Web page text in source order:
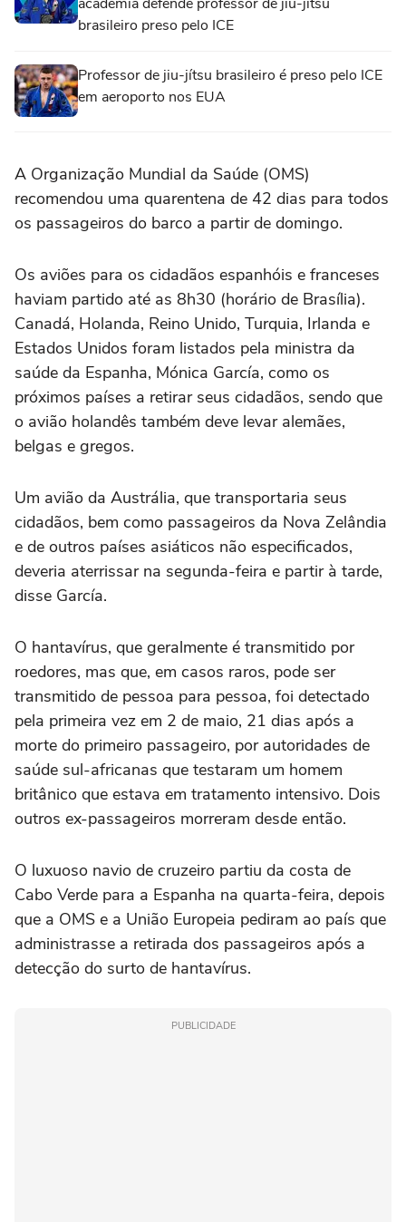
brasileiro preso pelo ICE
Professor de jiu-jítsu brasileiro é preso pelo ICE
em aeroporto nos EUA
A Organização Mundial da Saúde (OMS)
recomendou uma quarentena de ‌42 dias para todos
os passageiros do barco a partir de domingo.
Os aviões para os cidadãos espanhóis e franceses
haviam partido até as 8h30 (horário de Brasília).
Canadá, Holanda, Reino Unido, Turquia, Irlanda e
Estados ‌Unidos foram listados pela ministra da
saúde da Espanha, Mónica ‌García, como os
próximos países a retirar seus cidadãos, sendo que
o avião holandês também deve ⁠levar alemães,
belgas e gregos.
Um avião da Austrália, que transportaria seus
cidadãos, bem como passageiros da Nova Zelândia
e de outros países asiáticos não especificados,
deveria aterrissar na segunda-feira e partir à tarde,
disse García.
O hantavírus, que geralmente é transmitido por
roedores, mas que, em casos raros, pode ser
transmitido de pessoa para pessoa, foi detectado
pela primeira vez em 2 de maio, 21 dias após a
morte do ‌primeiro passageiro, por autoridades de
saúde sul-africanas que testaram um homem
britânico que estava em tratamento intensivo. Dois
‌outros ex-passageiros morreram desde então.
O luxuoso ⁠navio de cruzeiro partiu ⁠da costa de
Cabo Verde para a Espanha na quarta-feira, depois
que a OMS e a União Europeia pediram ⁠ao país que
administrasse a retirada dos passageiros após a
‌detecção do surto de hantavírus.
PUBLICIDADE